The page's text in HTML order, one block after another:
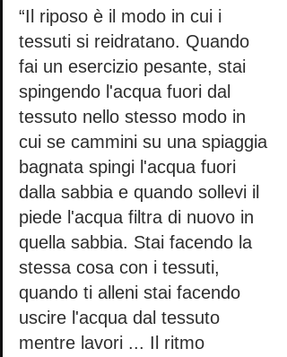
“Il riposo è il modo in cui i
tessuti si reidratano. Quando
fai un esercizio pesante, stai
spingendo l'acqua fuori dal
tessuto nello stesso modo in
cui se cammini su una spiaggia
bagnata spingi l'acqua fuori
dalla sabbia e quando sollevi il
piede l'acqua filtra di nuovo in
quella sabbia. Stai facendo la
stessa cosa con i tessuti,
quando ti alleni stai facendo
uscire l'acqua dal tessuto
mentre lavori ... Il ritmo